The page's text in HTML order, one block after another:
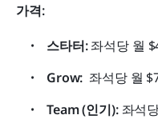
가격:
스타터: 좌석당 월
Grow: 좌석당 월
Team (인기): 좌석